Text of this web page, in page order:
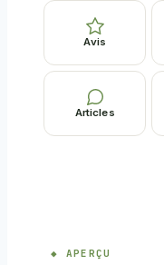
Avis
Articles
APERÇU